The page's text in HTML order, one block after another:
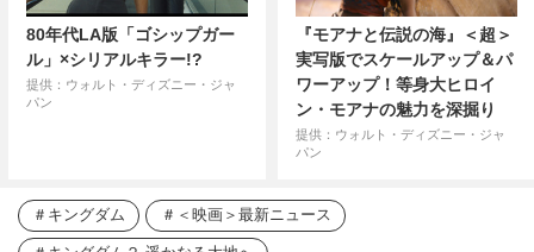
80年代LA版「ゴシップガー
ル」×シリアルキラー!?
提供：ウォルト・ディズニー・ジャ
パン
『モアナと伝説の海』＜超＞
実写版でスケールアップ＆パ
ワーアップ！等身大ヒロイ
ン・モアナの魅力を深掘り
提供：ウォルト・ディズニー・ジャ
パン
キングダム ＜映画＞最新ニュース